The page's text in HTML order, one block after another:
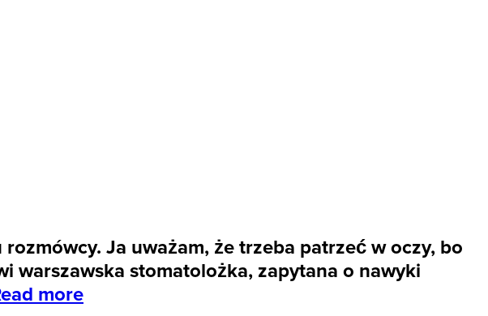
Ja uważam, że trzeba patrzeć w oczy, bo
warszawska stomatolożka, zapytana o nawyki
more